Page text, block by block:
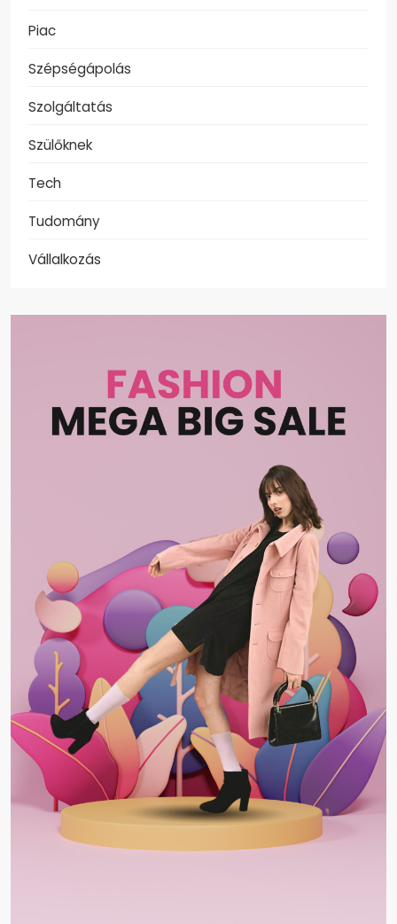
Piac
Szépségápolás
Szolgáltatás
Szülőknek
Tech
Tudomány
Vállalkozás